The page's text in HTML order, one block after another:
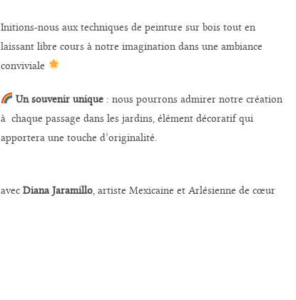
Initions-nous aux techniques de peinture sur bois tout en
laissant libre cours à notre imagination dans une ambiance
conviviale
Un souvenir unique : nous pourrons admirer notre création
à chaque passage dans les jardins, élément décoratif qui
apportera une touche d’originalité.
avec Diana Jaramillo, artiste Mexicaine et Arlésienne de cœur